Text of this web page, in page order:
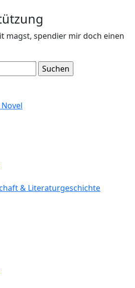
magst, spendier mir doch einen
& Literaturgeschichte